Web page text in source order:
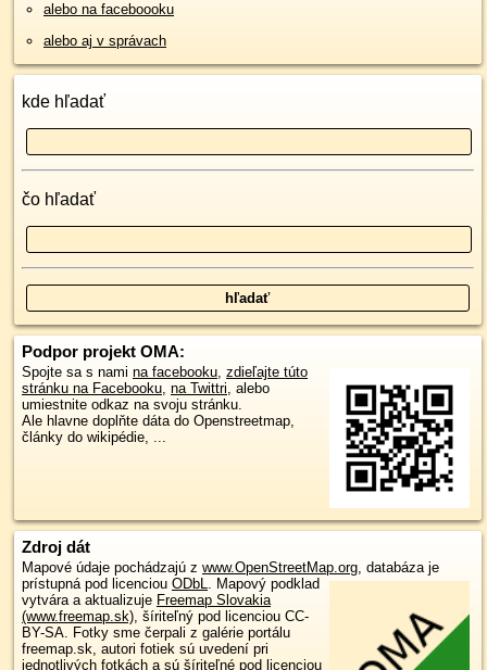
alebo na faceboooku
alebo aj v správach
kde hľadať
čo hľadať
Podpor projekt OMA:
Spojte sa s nami na facebooku, zdieľajte túto
stránku na Facebooku, na Twittri, alebo
umiestnite odkaz na svoju stránku.
Ale hlavne doplňte dáta do Openstreetmap,
články do wikipédie, ...
Zdroj dát
Mapové údaje pochádzajú z www.OpenStreetMap.org, databáza je
prístupná pod licenciou ODbL. Mapový podklad
vytvára a aktualizuje Freemap Slovakia
(www.freemap.sk), šíriteľný pod licenciou CC-
BY-SA. Fotky sme čerpali z galérie portálu
freemap.sk, autori fotiek sú uvedení pri
jednotlivých fotkách a sú šíriteľné pod licenciou